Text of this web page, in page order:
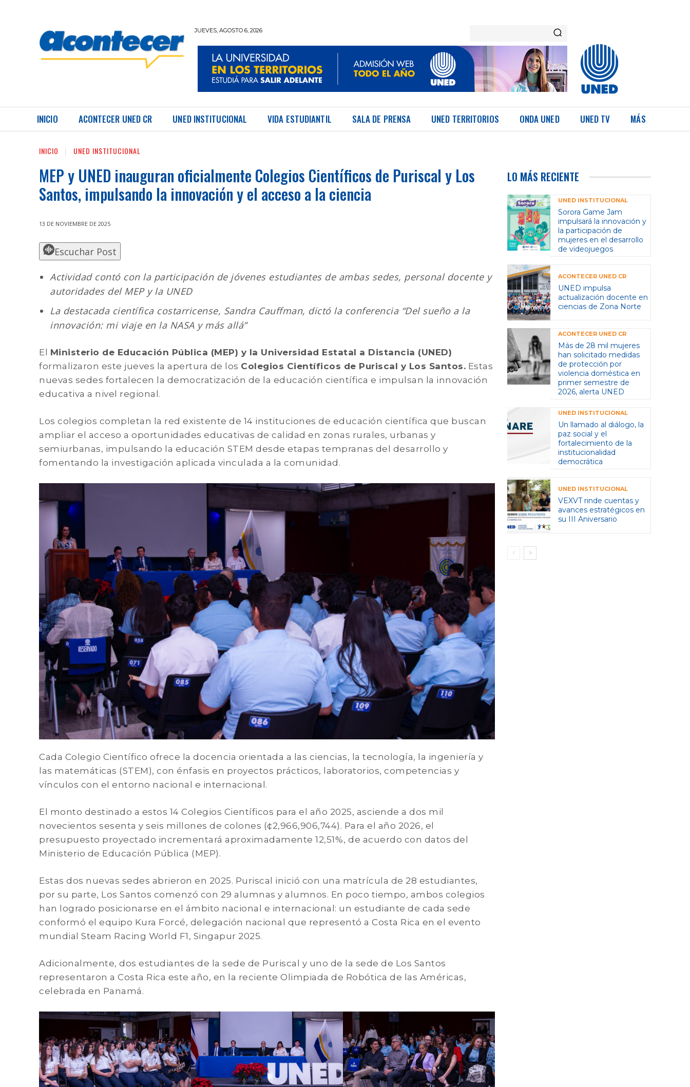
JUEVES, AGOSTO 6, 2026
INICIO ACONTECER UNED CR UNED INSTITUCIONAL VIDA ESTUDIANTIL SALA DE PRENSA UNED TERRITORIOS ONDA UNED UNED TV MÁS
INICIO UNED INSTITUCIONAL
MEP y UNED inauguran oficialmente Colegios Científicos de Puriscal y Los
Santos, impulsando la innovación y el acceso a la ciencia
13 DE NOVIEMBRE DE 2025
Escuchar Post
Actividad contó con la participación de jóvenes estudiantes de ambas sedes, personal docente y
autoridades del MEP y la UNED
La destacada científica costarricense, Sandra Cauffman, dictó la conferencia “Del sueño a la
innovación: mi viaje en la NASA y más allá”
El Ministerio de Educación Pública (MEP) y la Universidad Estatal a Distancia (UNED)
formalizaron este jueves la apertura de los Colegios Científicos de Puriscal y Los Santos. Estas
nuevas sedes fortalecen la democratización de la educación científica e impulsan la innovación
educativa a nivel regional.
Los colegios completan la red existente de 14 instituciones de educación científica que buscan
ampliar el acceso a oportunidades educativas de calidad en zonas rurales, urbanas y
semiurbanas, impulsando la educación STEM desde etapas tempranas del desarrollo y
fomentando la investigación aplicada vinculada a la comunidad.
Cada Colegio Científico ofrece la docencia orientada a las ciencias, la tecnología, la ingeniería y
las matemáticas (STEM), con énfasis en proyectos prácticos, laboratorios, competencias y
vínculos con el entorno nacional e internacional.
El monto destinado a estos 14 Colegios Científicos para el año 2025, asciende a dos mil
novecientos sesenta y seis millones de colones (¢2,966,906,744). Para el año 2026, el
presupuesto proyectado incrementará aproximadamente 12,51%, de acuerdo con datos del
Ministerio de Educación Pública (MEP).
Estas dos nuevas sedes abrieron en 2025. Puriscal inició con una matrícula de 28 estudiantes,
por su parte, Los Santos comenzó con 29 alumnas y alumnos. En poco tiempo, ambos colegios
han logrado posicionarse en el ámbito nacional e internacional: un estudiante de cada sede
conformó el equipo Kura Forcé, delegación nacional que representó a Costa Rica en el evento
mundial Steam Racing World F1, Singapur 2025.
Adicionalmente, dos estudiantes de la sede de Puriscal y uno de la sede de Los Santos
representaron a Costa Rica este año, en la reciente Olimpiada de Robótica de las Américas,
celebrada en Panamá.
LO MÁS RECIENTE
UNED INSTITUCIONAL
Sorora Game Jam
impulsará la innovación y
la participación de
mujeres en el desarrollo
de videojuegos
ACONTECER UNED CR
UNED impulsa
actualización docente en
ciencias de Zona Norte
ACONTECER UNED CR
Más de 28 mil mujeres
han solicitado medidas
de protección por
violencia doméstica en
primer semestre de
2026, alerta UNED
UNED INSTITUCIONAL
Un llamado al diálogo, la
paz social y el
fortalecimiento de la
institucionalidad
democrática
UNED INSTITUCIONAL
VEXVT rinde cuentas y
avances estratégicos en
su III Aniversario